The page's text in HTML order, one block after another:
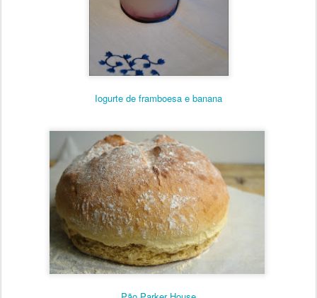
Iogurte de framboesa e banana